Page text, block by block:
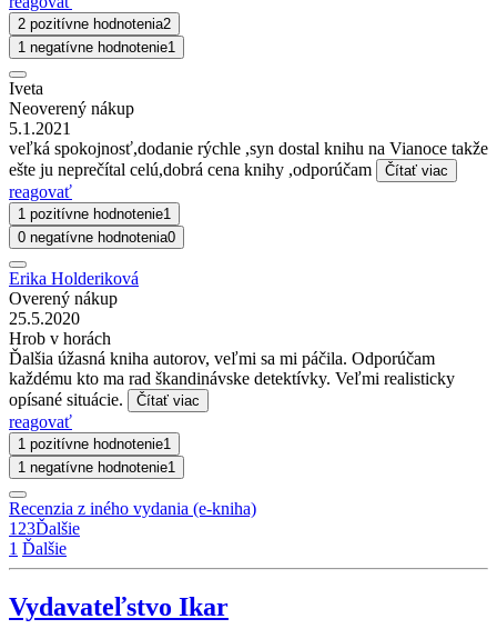
2 pozitívne hodnotenia2
1 negatívne hodnotenie1
Iveta
Neoverený nákup
5.1.2021
veľká spokojnosť,dodanie rýchle ,syn dostal knihu na Vianoce takže
ešte ju neprečítal celú,dobrá cena knihy ,odporúčam
Čítať viac
reagovať
1 pozitívne hodnotenie1
0 negatívne hodnotenia0
Erika Holderiková
Overený nákup
25.5.2020
Hrob v horách
Ďalšia úžasná kniha autorov, veľmi sa mi páčila. Odporúčam
každému kto ma rad škandinávske detektívky. Veľmi realisticky
opísané situácie.
Čítať viac
reagovať
1 pozitívne hodnotenie1
1 negatívne hodnotenie1
Recenzia z iného vydania (e-kniha)
1 23Ďalšie
1 Ďalšie
Vydavateľstvo Ikar